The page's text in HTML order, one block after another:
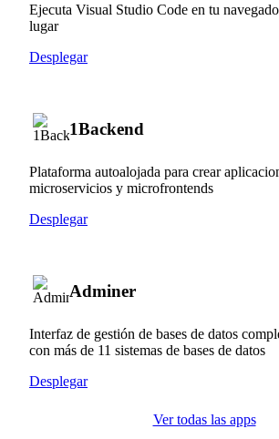
Ejecuta Visual Studio Code en tu
lugar
Desplegar
1Backend
Plataforma autoalojada para crear
microservicios y microfrontends
Desplegar
Adminer
Interfaz de gestión de bases de datos
con más de 11 sistemas de bases de datos
Desplegar
Ver todas las apps